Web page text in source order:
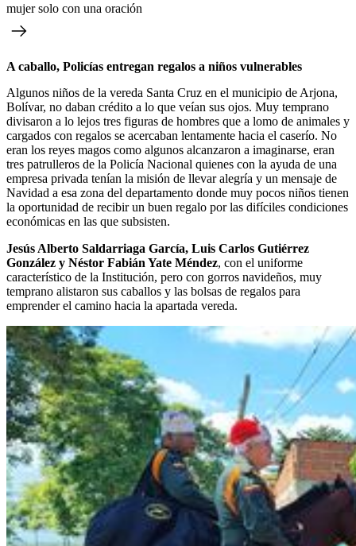
mujer solo con una oración
A caballo, Policías entregan regalos a niños vulnerables
Algunos niños de la vereda Santa Cruz en el municipio de Arjona,
Bolívar, no daban crédito a lo que veían sus ojos. Muy temprano
divisaron a lo lejos tres figuras de hombres que a lomo de animales y
cargados con regalos se acercaban lentamente hacia el caserío. No
eran los reyes magos como algunos alcanzaron a imaginarse, eran
tres patrulleros de la Policía Nacional quienes con la ayuda de una
empresa privada tenían la misión de llevar alegría y un mensaje de
Navidad a esa zona del departamento donde muy pocos niños tienen
la oportunidad de recibir un buen regalo por las difíciles condiciones
económicas en las que subsisten.
Jesús Alberto Saldarriaga García, Luis Carlos Gutiérrez
González y Néstor Fabián Yate Méndez, con el uniforme
característico de la Institución, pero con gorros navideños, muy
temprano alistaron sus caballos y las bolsas de regalos para
emprender el camino hacia la apartada vereda.